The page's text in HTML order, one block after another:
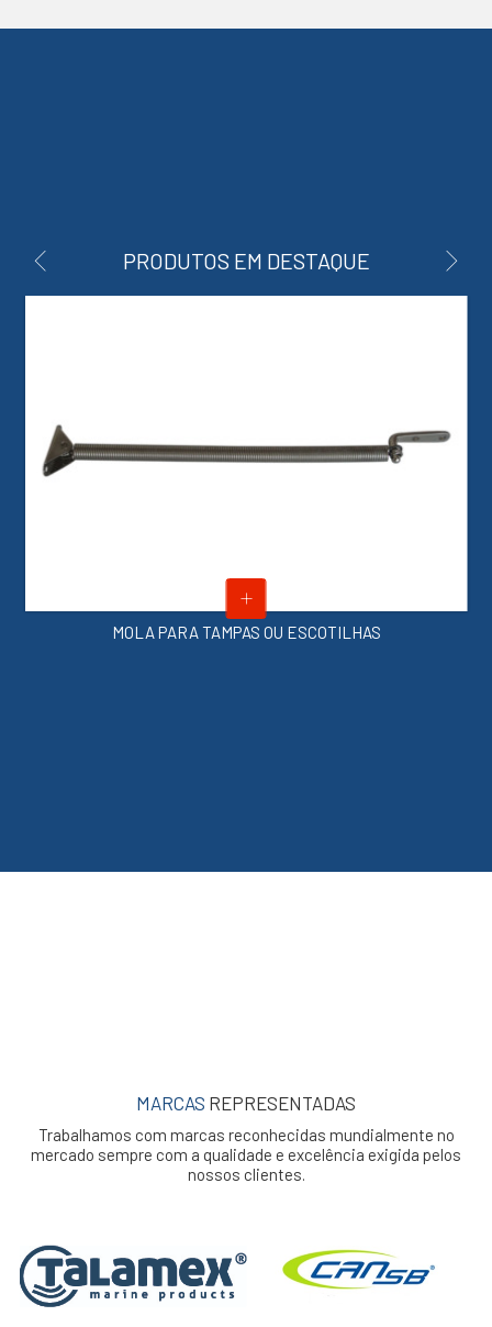
PRODUTOS EM DESTAQUE
OU ESCOTILHAS
MARCAS REPRESENTADAS
Trabalhamos com marcas reconhecidas mundialmente no
mercado sempre com a qualidade e excelência exigida pelos
nossos clientes.